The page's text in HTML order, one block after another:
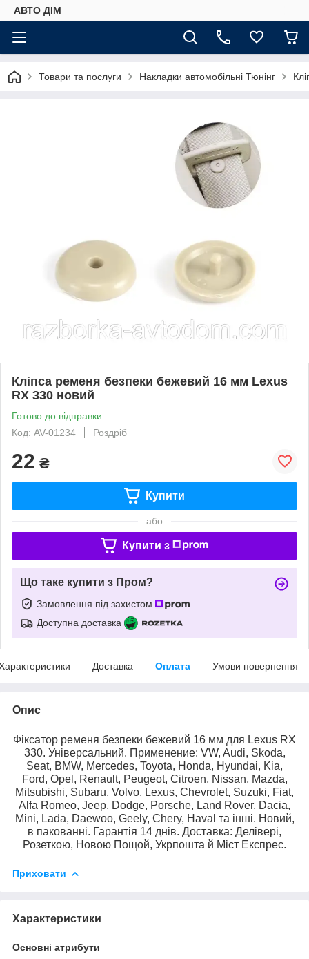
АВТО ДIМ
Товари та послуги Накладки автомобільні Тюнінг
Кліпса ременя безпеки бежевий 16 мм Lexus
RX 330 новий
Готово до відправки
Код: AV-01234
Роздріб
22 ₴
Купити
або
Купити з
Що таке купити з Пром?
Замовлення під захистом
Доступна доставка
Доставка Оплата Умови повернення
Опис
Фіксатор ременя безпеки бежевий 16 мм для Lexus RX
330. Універсальний. Применение: VW, Audi, Skoda,
Seat, BMW, Mercedes, Toyota, Honda, Hyundai, Kia,
Ford, Opel, Renault, Peugeot, Citroen, Nissan, Mazda,
Mitsubishi, Subaru, Volvo, Lexus, Chevrolet, Suzuki, Fiat,
Alfa Romeo, Jeep, Dodge, Porsche, Land Rover, Dacia,
Mini, Lada, Daewoo, Geely, Chery, Haval та інші. Новий,
в пакованні. Гарантія 14 днів. Доставка: Делівері,
Розеткою, Новою Пощой, Укрпошта й Міст Експрес.
Приховати
Характеристики
Основні атрибути